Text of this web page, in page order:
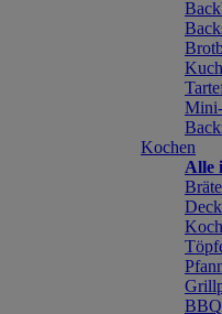
Kochen
Alle